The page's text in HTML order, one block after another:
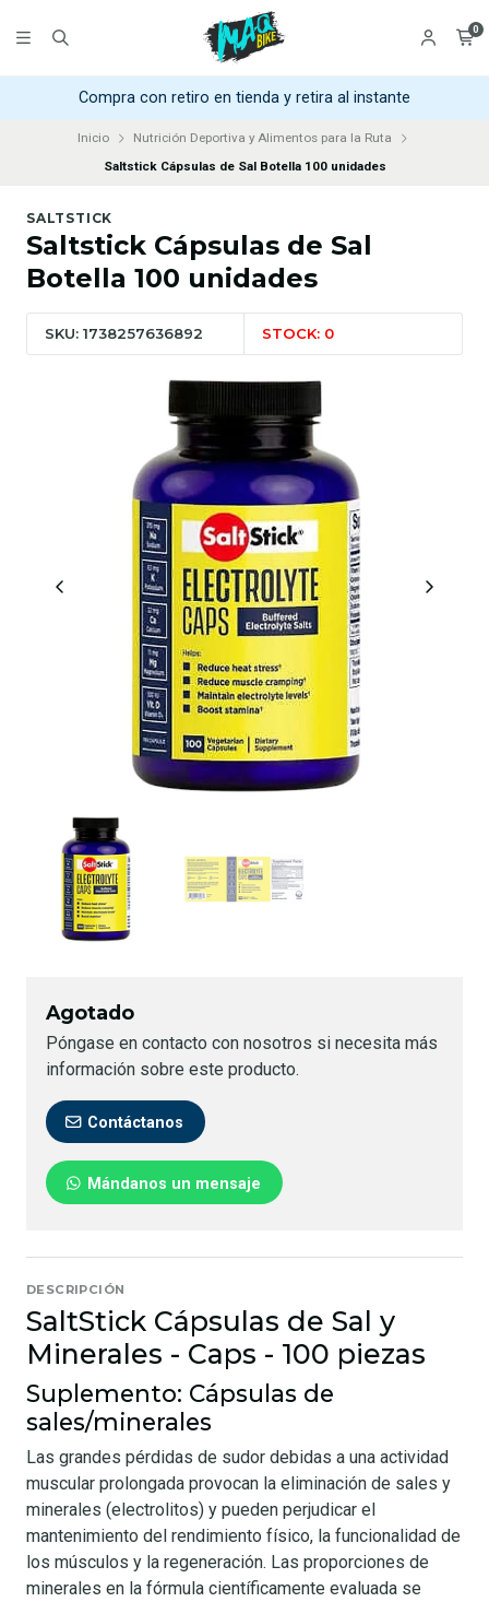
0
Compra con retiro en tienda y retira al instante
Inicio
Nutrición Deportiva y Alimentos para la Ruta
Saltstick Cápsulas de Sal Botella 100 unidades
SALTSTICK
Saltstick Cápsulas de Sal
Botella 100 unidades
SKU: 1738257636892 STOCK: 0
Agotado
Póngase en contacto con nosotros si necesita más
información sobre este producto.
Contáctanos
Mándanos un mensaje
DESCRIPCIÓN
SaltStick Cápsulas de Sal y
Minerales - Caps - 100 piezas
Suplemento: Cápsulas de
sales/minerales
Las grandes pérdidas de sudor debidas a una actividad
muscular prolongada provocan la eliminación de sales y
minerales (electrolitos) y pueden perjudicar el
mantenimiento del rendimiento físico, la funcionalidad de
los músculos y la regeneración. Las proporciones de
minerales en la fórmula científicamente evaluada se